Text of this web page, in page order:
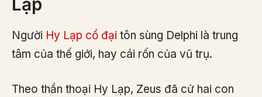
Người Hy Lạp cổ đại tôn sùng Delphi là trung
tâm của thế giới, hay cái rốn của vũ trụ.
Theo thần thoại Hy Lạp, Zeus đã cử hai con